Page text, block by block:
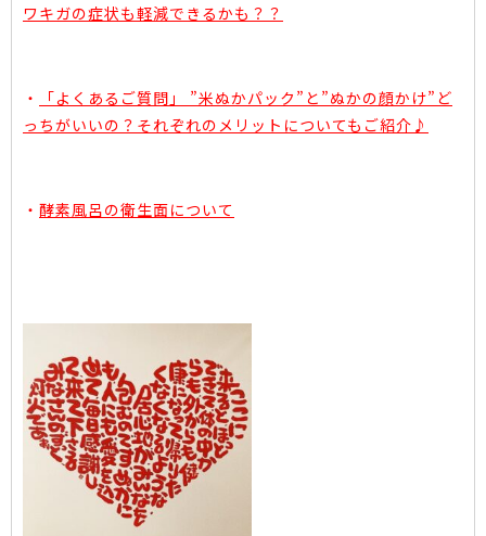
ワキガの症状も軽減できるかも？？
・
「よくあるご質問」 ”米ぬかパック”と”ぬかの顔かけ”ど
っちがいいの？それぞれのメリットについてもご紹介♪
・ 酵素風呂の衛生面について